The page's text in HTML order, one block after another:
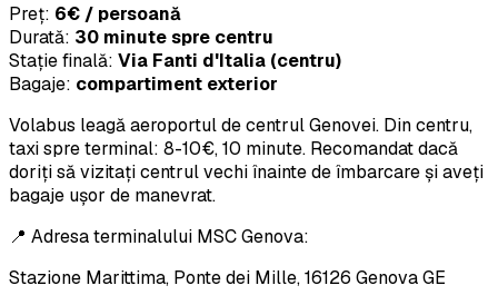
Preț: 6€ / persoană
Durată: 30 minute spre centru
Stație finală: Via Fanti d'Italia (centru)
Bagaje: compartiment exterior
Volabus leagă aeroportul de centrul Genovei. Din centru,
taxi spre terminal: 8-10€, 10 minute. Recomandat dacă
doriți să vizitați centrul vechi înainte de îmbarcare și aveți
bagaje ușor de manevrat.
📍 Adresa terminalului MSC Genova:
Stazione Marittima, Ponte dei Mille, 16126 Genova GE